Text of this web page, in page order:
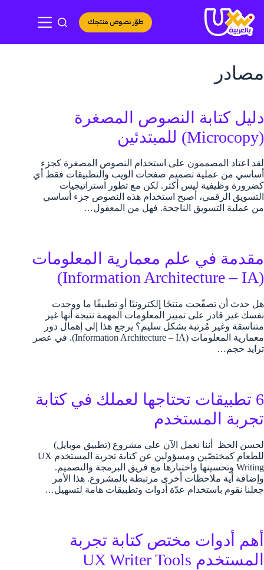
إلى
المحتوى
طوّر نصوص منتجك
مصادر
دليل كتابة النصوص المصغرة
(Microcopy) للمبتدئين
لقد اعتاد المصممون على استخدام النصوص المصغرة كجزء
أساسي من عملية تصميم صفحات الويب والتطبيقات فقط أي
كضرورة وظيفية ليس أكثر. لكن مع تطور استراتيجيات
التسويق الرقمي، أصبح استخدام هذه النصوص جزء أساسي
من عملية التسويق الناجحة. فهل من المعقول…
مقدمة في علم معمارية المعلومات
(Information Architecture – IA)
هل حدث أن تصفّحت منتجًا إلكترونيًا أو تطبيقًا ما ووجدت
نفسك غير قادر على تمييز المعلومات المهمة نتيجة أنها غير
متناسقة وغير مُرتبة بشكل سليم؟ يرجع هذا إلى إهمال دور
معمارية المعلومات (Information Architecture – IA). في عصر
تزايد حجم…
6 تطبيقات تحتاجها لعملك في كتابة
تجربة المستخدم
لحسن الحظ أننا نعمل الآن على مشروع (تطبيق موبايل)
للطعام كمختصّين ومسؤولين عن كتابة تجربة المستخدم UX
Writing وتحسينها واختبارها مع فريق البرمجة والتصميم.
وإضافة أية ملاحظات أخرى مرتبطة بالمشروع. هذا الأمر
جعلنا نقوم باستخدام عدّة أدوات وتطبيقات هامة لتسهيل…
أهم أدوات مختص كتابة تجربة
المستخدم UX Writer Tools